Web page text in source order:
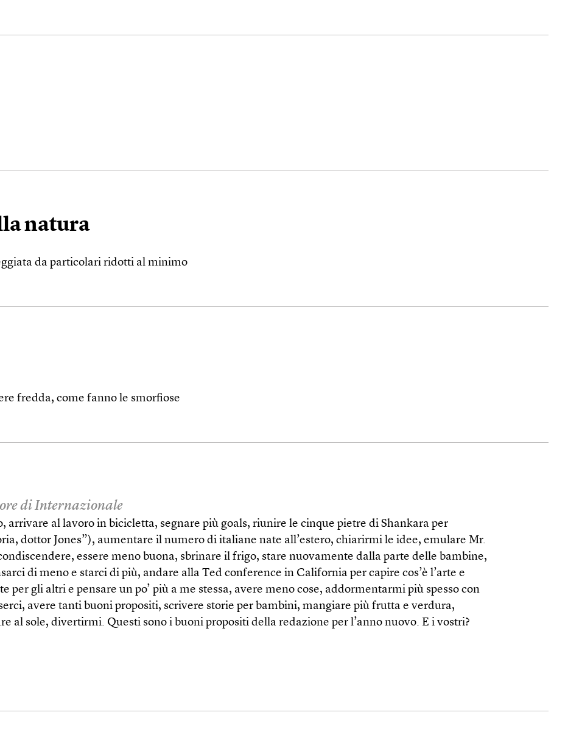
natura
da particolari ridotti al minimo
fredda, come fanno le smorfiose
di Internazionale
arrivare al lavoro in bicicletta, segnare più goals, riunire le cinque pietre di Shankara per
dottor Jones”), aumentare il numero di italiane nate all’estero, chiarirmi le idee, emulare Mr.
essere meno buona, sbrinare il frigo, stare nuovamente dalla parte delle bambine,
di meno e starci di più, andare alla Ted conference in California per capire cos’è l’arte e
per gli altri e pensare un po’ più a me stessa, avere meno cose, addormentarmi più spesso con
avere tanti buoni propositi, scrivere storie per bambini, mangiare più frutta e verdura,
al sole, divertirmi. Questi sono i buoni propositi della redazione per l’anno nuovo. E i vostri?